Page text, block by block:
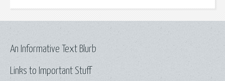
Links to Important Stuff
An Informative Text Blurb